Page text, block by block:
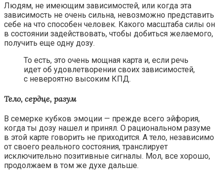
Людям, не имеющим зависимостей, или когда эта
зависимость не очень сильна, невозможно представить
себе на что способен человек. Какого масштаба силы он
в состоянии задействовать, чтобы добиться желаемого,
получить еще одну дозу.
То есть, это очень мощная карта и, если речь
идет об удовлетворении своих зависимостей,
с невероятно высоким КПД.
Тело, сердце, разум
В семерке кубков эмоции — прежде всего эйфория,
когда ты дозу нашел и принял. О рациональном разуме
в этой карте говорить не приходится. А тело, независимо
от своего реального состояния, транслирует
исключительно позитивные сигналы. Мол, все хорошо,
продолжаем в том же духе дальше.